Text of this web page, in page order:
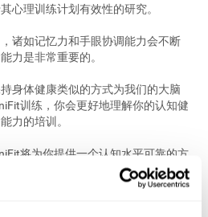
心理训练计划有效性的研究。
诸如记忆力和手眼协调能力会不断
力是非常重要的。
身体健康类似的方式为我们的大脑
训练，你会更好地理解你的认知健
力的培训。
将为你提供一个认知水平可靠的方
个个性化培训方案，以满足你的需
力，并通过量身定制的心理练习和